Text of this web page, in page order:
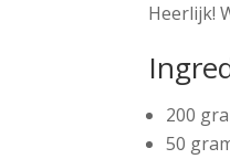
Heerlijk!
200
50